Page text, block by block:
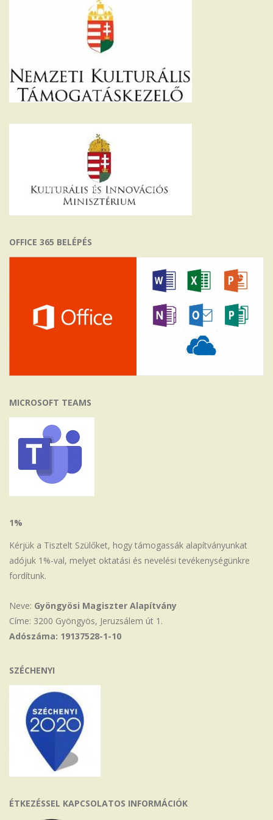
OFFICE 365 BELÉPÉS
MICROSOFT TEAMS
1%
Kérjük a Tisztelt Szülőket, hogy támogassák alapítványunkat
adójuk 1%-val, melyet oktatási és nevelési tevékenységünkre
fordítunk.
Neve: Gyöngyösi Magiszter Alapítvány
Címe: 3200 Gyöngyös, Jeruzsálem út 1.
Adószáma: 19137528-1-10
SZÉCHENYI
ÉTKEZÉSSEL KAPCSOLATOS INFORMÁCIÓK